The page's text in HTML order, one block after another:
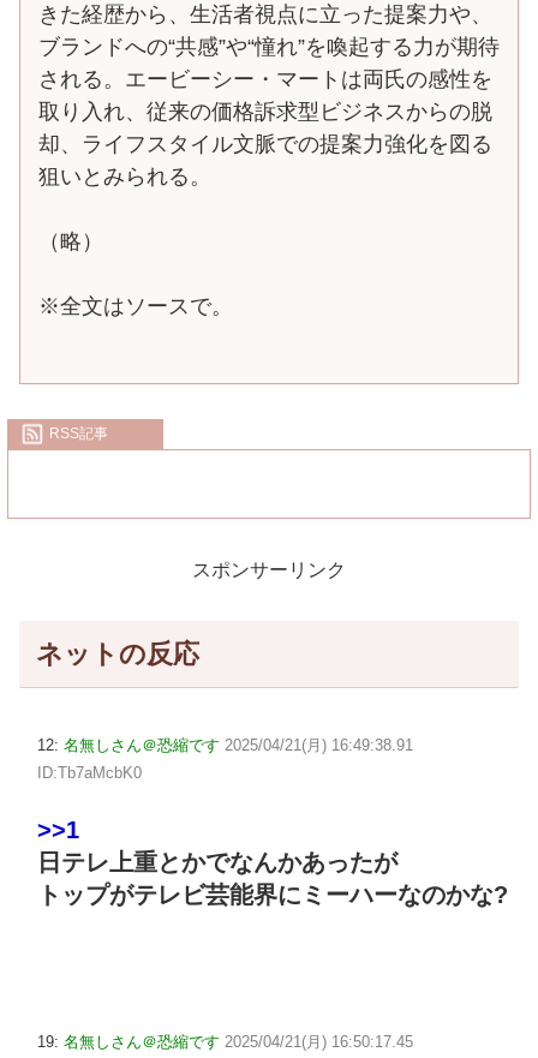
きた経歴から、生活者視点に立った提案力や、
ブランドへの“共感”や“憧れ”を喚起する力が期待
される。エービーシー・マートは両氏の感性を
取り入れ、従来の価格訴求型ビジネスからの脱
却、ライフスタイル文脈での提案力強化を図る
狙いとみられる。
（略）
※全文はソースで。
RSS記事
スポンサーリンク
ネットの反応
12: 名無しさん＠恐縮です 2025/04/21(月) 16:49:38.91
ID:Tb7aMcbK0
>>1
日テレ上重とかでなんかあったが
トップがテレビ芸能界にミーハーなのかな?
19: 名無しさん＠恐縮です 2025/04/21(月) 16:50:17.45